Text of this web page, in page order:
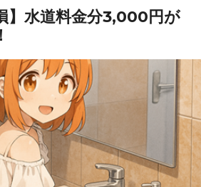
】水道料金分3,000円が